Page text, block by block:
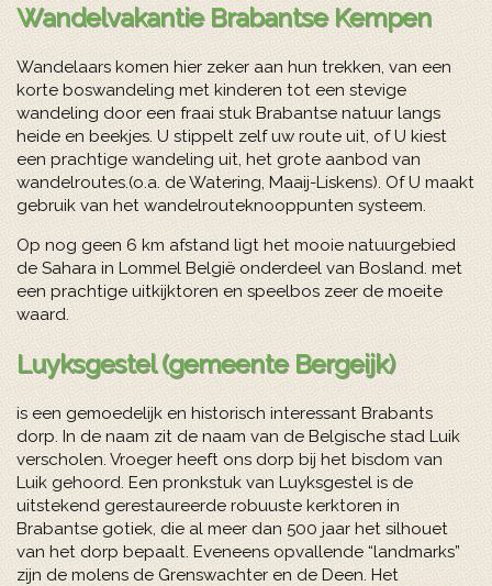
Wandelvakantie Brabantse Kempen
Wandelaars komen hier zeker aan hun trekken, van een
korte boswandeling met kinderen tot een stevige
wandeling door een fraai stuk Brabantse natuur langs
heide en beekjes. U stippelt zelf uw route uit, of U kiest
een prachtige wandeling uit, het grote aanbod van
wandelroutes.(o.a. de Watering, Maaij-Liskens). Of U maakt
gebruik van het wandelrouteknooppunten systeem.
Op nog geen 6 km afstand ligt het mooie natuurgebied
de Sahara in Lommel België onderdeel van Bosland. met
een prachtige uitkijktoren en speelbos zeer de moeite
waard.
Luyksgestel (gemeente Bergeijk)
is een gemoedelijk en historisch interessant Brabants
dorp. In de naam zit de naam van de Belgische stad Luik
verscholen. Vroeger heeft ons dorp bij het bisdom van
Luik gehoord. Een pronkstuk van Luyksgestel is de
uitstekend gerestaureerde robuuste kerktoren in
Brabantse gotiek, die al meer dan 500 jaar het silhouet
van het dorp bepaalt. Eveneens opvallende “landmarks”
zijn de molens de Grenswachter en de Deen. Het